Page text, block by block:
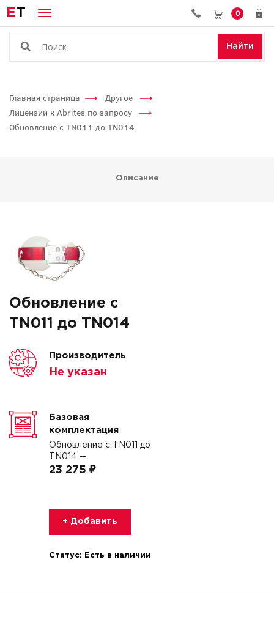
ET 0
Найти
Главная страница
Другое
Лицензии к Abrites по запросу
Обновление с TN011 до TN014
Описание
Обновление с
TN011 до TN014
Производитель
Не указан
Базовая
комплектация
Обновление с TN011 до
TN014 —
23 275 ₽
+ Добавить
Статус: Есть в наличии